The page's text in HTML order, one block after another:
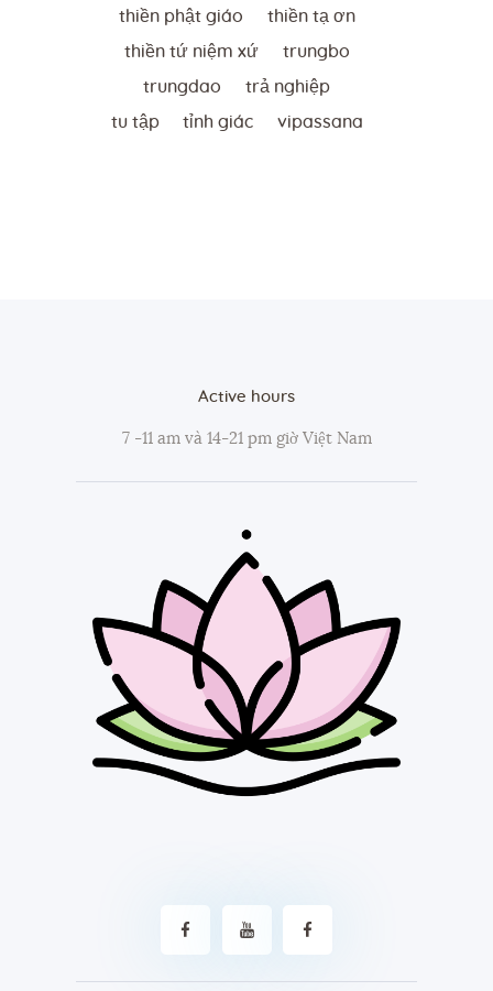
thiền phật giáo thiền tạ ơn
thiền tứ niệm xứ trungbo
trungdao trả nghiệp
tu tập tỉnh giác vipassana
Active hours
7 -11 am và 14-21 pm giờ Việt Nam